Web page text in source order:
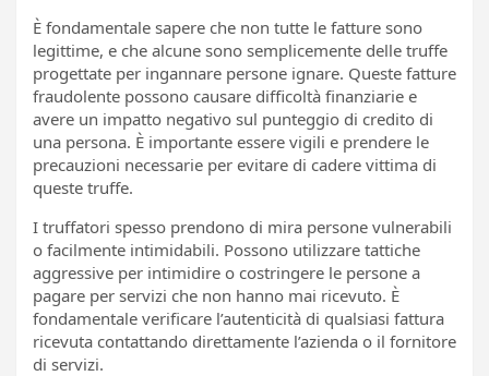
È fondamentale sapere che non tutte le fatture sono
legittime, e che alcune sono semplicemente delle truffe
progettate per ingannare persone ignare. Queste fatture
fraudolente possono causare difficoltà finanziarie e
avere un impatto negativo sul punteggio di credito di
una persona. È importante essere vigili e prendere le
precauzioni necessarie per evitare di cadere vittima di
queste truffe.
I truffatori spesso prendono di mira persone vulnerabili
o facilmente intimidabili. Possono utilizzare tattiche
aggressive per intimidire o costringere le persone a
pagare per servizi che non hanno mai ricevuto. È
fondamentale verificare l’autenticità di qualsiasi fattura
ricevuta contattando direttamente l’azienda o il fornitore
di servizi.